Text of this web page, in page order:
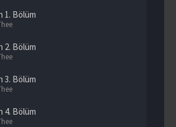
1. Bölüm
2. Bölüm
3. Bölüm
4. Bölüm